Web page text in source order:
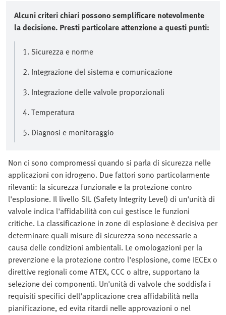
Alcuni criteri chiari possono semplificare notevolmente
la decisione. Presti particolare attenzione a questi punti:
1. Sicurezza e norme
2. Integrazione del sistema e comunicazione
3. Integrazione delle valvole proporzionali
4. Temperatura
5. Diagnosi e monitoraggio
Non ci sono compromessi quando si parla di sicurezza nelle
applicazioni con idrogeno. Due fattori sono particolarmente
rilevanti: la sicurezza funzionale e la protezione contro
l'esplosione. Il livello SIL (Safety Integrity Level) di un'unità di
valvole indica l'affidabilità con cui gestisce le funzioni
critiche. La classificazione in zone di esplosione è decisiva per
determinare quali misure di sicurezza sono necessarie a
causa delle condizioni ambientali. Le omologazioni per la
prevenzione e la protezione contro l'esplosione, come IECEx o
direttive regionali come ATEX, CCC o altre, supportano la
selezione dei componenti. Un'unità di valvole che soddisfa i
requisiti specifici dell'applicazione crea affidabilità nella
pianificazione, ed evita ritardi nelle approvazioni o nel